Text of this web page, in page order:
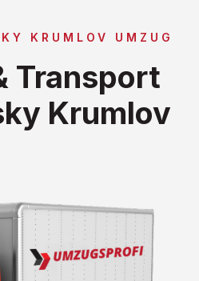
KRUMLOV UMZUG
Transport
Krumlov